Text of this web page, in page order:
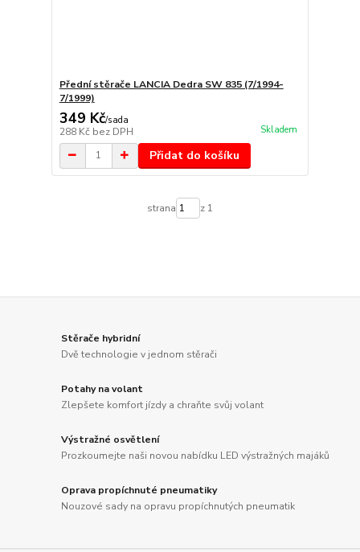
Přední stěrače LANCIA Dedra SW 835 (7/1994-
7/1999)
349 Kč/sada
288 Kč bez DPH Skladem
Přidat do košíku
strana z 1
Stěrače hybridní
Dvě technologie v jednom stěrači
Potahy na volant
Zlepšete komfort jízdy a chraňte svůj volant
Výstražné osvětlení
Prozkoumejte naši novou nabídku LED výstražných majáků
Oprava propíchnuté pneumatiky
Nouzové sady na opravu propíchnutých pneumatik